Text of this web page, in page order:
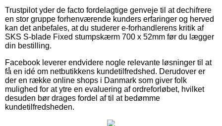
Trustpilot yder de facto fordelagtige genveje til at dechifrere
en stor gruppe forhenværende kunders erfaringer og herved
kan det anbefales, at du studerer e-forhandlerens kritik af
SKS S-blade Fixed stumpskærm 700 x 52mm før du lægger
din bestilling.
Facebook leverer endvidere nogle relevante løsninger til at
få en idé om netbutikkens kundetilfredshed. Derudover er
der en række online shops i Danmark som giver folk
mulighed for at ytre en evaluering af ordreforløbet, hvilket
desuden bør drages fordel af til at bedømme
kundetilfredsheden.